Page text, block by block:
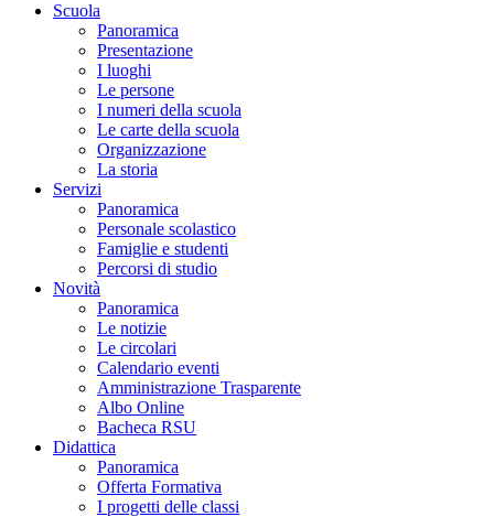
Scuola
Panoramica
Presentazione
I luoghi
Le persone
I numeri della scuola
Le carte della scuola
Organizzazione
La storia
Servizi
Panoramica
Personale scolastico
Famiglie e studenti
Percorsi di studio
Novità
Panoramica
Le notizie
Le circolari
Calendario eventi
Amministrazione Trasparente
Albo Online
Bacheca RSU
Didattica
Panoramica
Offerta Formativa
I progetti delle classi